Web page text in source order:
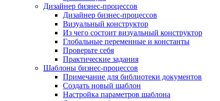
Дизайнер бизнес-процессов
Дизайнер бизнес-процессов
Визуальный конструктор
Из чего состоит визуальный конструктор
Глобальные переменные и константы
Проверьте себя
Практические задания
Шаблоны бизнес-процессов
Примечание для библиотеки документов
Создать новый шаблон
Настройка параметров шаблона